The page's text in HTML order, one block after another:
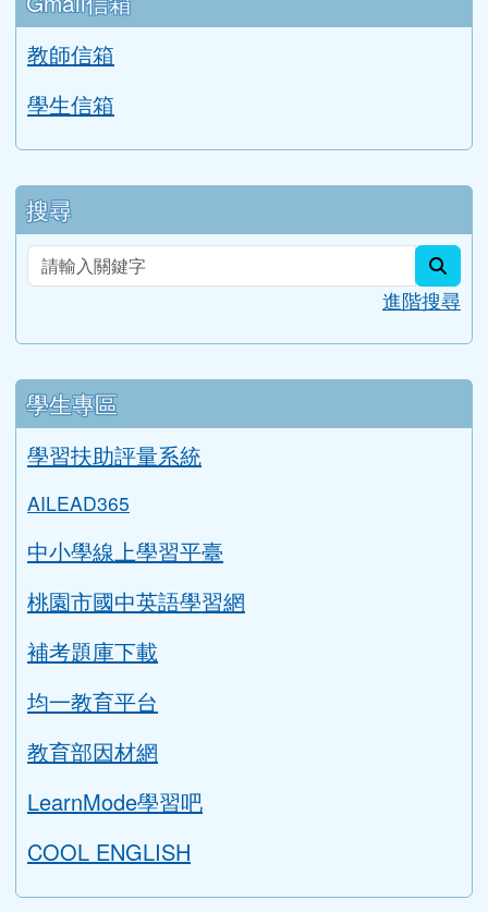
Google 相簿
校務公告
分月文章
評鑑檔案管理
行事曆
Gmail信箱
教師信箱
學生信箱
搜尋
學生專區
學習扶助評量系統
AILEAD365
中小學線上學習平臺
桃園市國中英語學習網